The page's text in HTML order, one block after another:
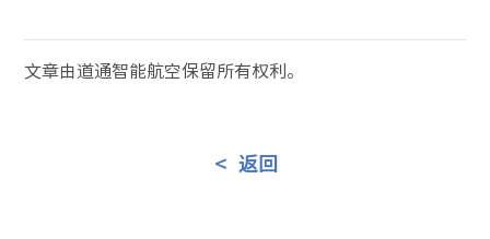
文章由道通智能航空保留所有权利。
< 返回